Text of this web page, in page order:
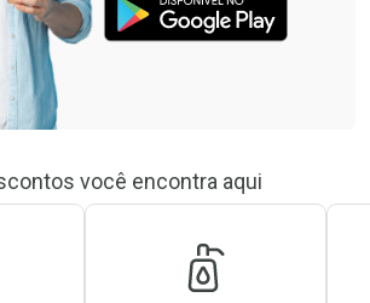
você encontra aqui